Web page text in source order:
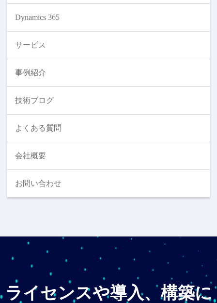
Dynamics 365
サービス
事例紹介
技術ブログ
よくある質問
会社概要
お問い合わせ
ライセンスや導入、構築に